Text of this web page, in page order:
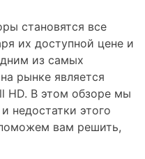
становятся все
их доступной цене и
из самых
рынке является
HD. В этом обзоре мы
недостатки этого
вам решить,